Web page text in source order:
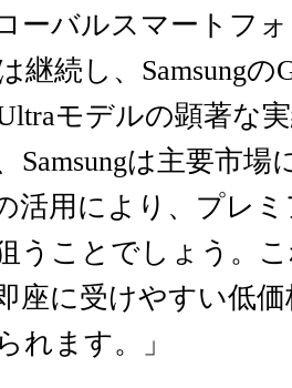
ローバルスマートフ
継続し、Samsungの
モデルの顕著な
Samsungは主要市場
活用により、プレ
うことでしょう。
座に受けやすい低
れます。」